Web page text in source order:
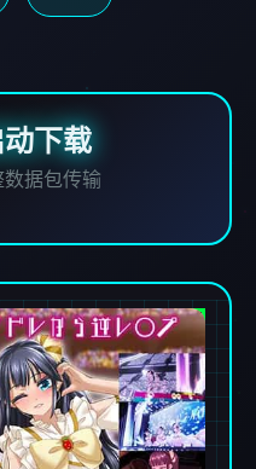
下载
数据包传输